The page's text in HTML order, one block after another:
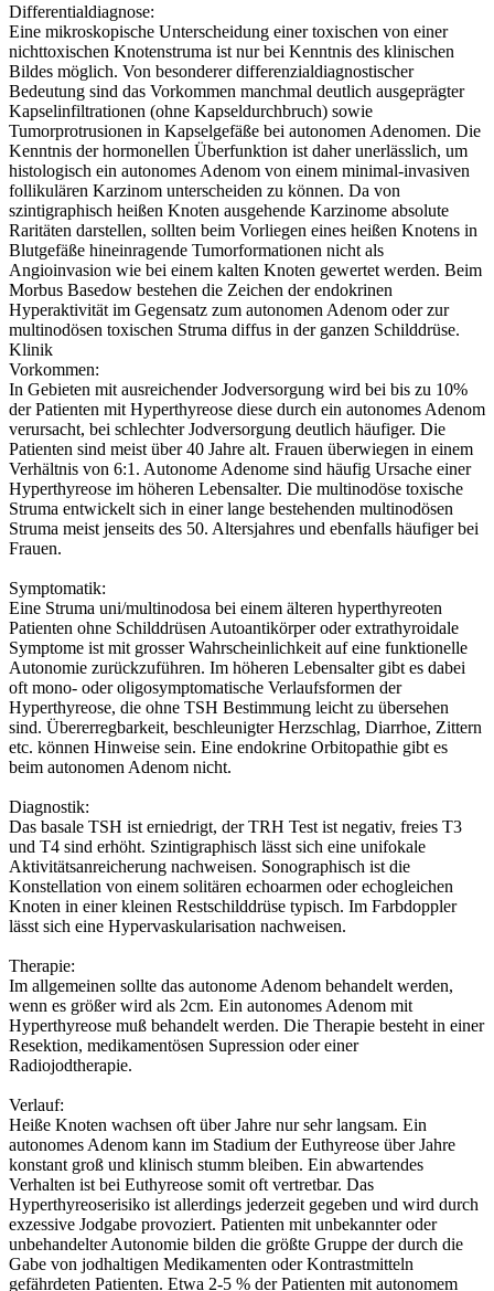
Differentialdiagnose:
Eine mikroskopische Unterscheidung einer toxischen von einer
nichttoxischen Knotenstruma ist nur bei Kenntnis des klinischen
Bildes möglich. Von besonderer differenzialdiagnostischer
Bedeutung sind das Vorkommen manchmal deutlich ausgeprägter
Kapselinfiltrationen (ohne Kapseldurchbruch) sowie
Tumorprotrusionen in Kapselgefäße bei autonomen Adenomen. Die
Kenntnis der hormonellen Überfunktion ist daher unerlässlich, um
histologisch ein autonomes Adenom von einem minimal-invasiven
follikulären Karzinom unterscheiden zu können. Da von
szintigraphisch heißen Knoten ausgehende Karzinome absolute
Raritäten darstellen, sollten beim Vorliegen eines heißen Knotens in
Blutgefäße hineinragende Tumorformationen nicht als
Angioinvasion wie bei einem kalten Knoten gewertet werden. Beim
Morbus Basedow bestehen die Zeichen der endokrinen
Hyperaktivität im Gegensatz zum autonomen Adenom oder zur
multinodösen toxischen Struma diffus in der ganzen Schilddrüse.
Klinik
Vorkommen:
In Gebieten mit ausreichender Jodversorgung wird bei bis zu 10%
der Patienten mit Hyperthyreose diese durch ein autonomes Adenom
verursacht, bei schlechter Jodversorgung deutlich häufiger. Die
Patienten sind meist über 40 Jahre alt. Frauen überwiegen in einem
Verhältnis von 6:1. Autonome Adenome sind häufig Ursache einer
Hyperthyreose im höheren Lebensalter. Die multinodöse toxische
Struma entwickelt sich in einer lange bestehenden multinodösen
Struma meist jenseits des 50. Altersjahres und ebenfalls häufiger bei
Frauen.
Symptomatik:
Eine Struma uni/multinodosa bei einem älteren hyperthyreoten
Patienten ohne Schilddrüsen Autoantikörper oder extrathyroidale
Symptome ist mit grosser Wahrscheinlichkeit auf eine funktionelle
Autonomie zurückzuführen. Im höheren Lebensalter gibt es dabei
oft mono- oder oligosymptomatische Verlaufsformen der
Hyperthyreose, die ohne TSH Bestimmung leicht zu übersehen
sind. Übererregbarkeit, beschleunigter Herzschlag, Diarrhoe, Zittern
etc. können Hinweise sein. Eine endokrine Orbitopathie gibt es
beim autonomen Adenom nicht.
Diagnostik:
Das basale TSH ist erniedrigt, der TRH Test ist negativ, freies T3
und T4 sind erhöht. Szintigraphisch lässt sich eine unifokale
Aktivitätsanreicherung nachweisen. Sonographisch ist die
Konstellation von einem solitären echoarmen oder echogleichen
Knoten in einer kleinen Restschilddrüse typisch. Im Farbdoppler
lässt sich eine Hypervaskularisation nachweisen.
Therapie:
Im allgemeinen sollte das autonome Adenom behandelt werden,
wenn es größer wird als 2cm. Ein autonomes Adenom mit
Hyperthyreose muß behandelt werden. Die Therapie besteht in einer
Resektion, medikamentösen Supression oder einer
Radiojodtherapie.
Verlauf:
Heiße Knoten wachsen oft über Jahre nur sehr langsam. Ein
autonomes Adenom kann im Stadium der Euthyreose über Jahre
konstant groß und klinisch stumm bleiben. Ein abwartendes
Verhalten ist bei Euthyreose somit oft vertretbar. Das
Hyperthyreoserisiko ist allerdings jederzeit gegeben und wird durch
exzessive Jodgabe provoziert. Patienten mit unbekannter oder
unbehandelter Autonomie bilden die größte Gruppe der durch die
Gabe von jodhaltigen Medikamenten oder Kontrastmitteln
gefährdeten Patienten. Etwa 2-5 % der Patienten mit autonomem